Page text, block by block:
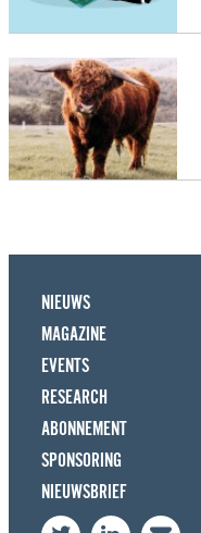
NIEUWS
MAGAZINE
EVENTS
RESEARCH
ABONNEMENT
SPONSORING
NIEUWSBRIEF